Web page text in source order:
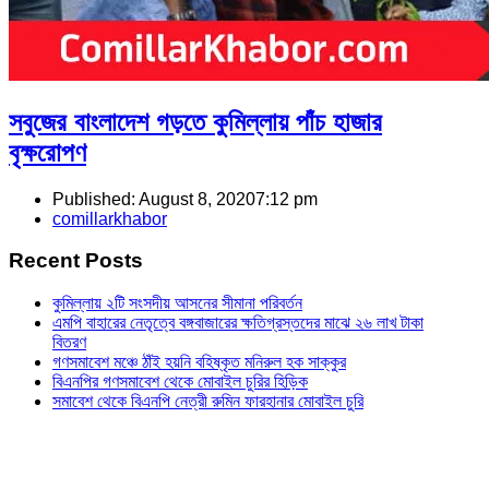
সবুজের বাংলাদেশ গড়তে কুমিল্লায় পাঁচ হাজার
বৃক্ষরোপণ
Published: August 8, 20207:12 pm
Author
comillarkhabor
Recent Posts
কুমিল্লায় ২টি সংসদীয় আসনের সীমানা পরিবর্তন
এমপি বাহারের নেতৃত্বে বঙ্গবাজারের ক্ষতিগ্রস্তদের মাঝে ২৬ লাখ টাকা
বিতরণ
গণসমাবেশ মঞ্চে ঠাঁই হয়নি বহিষ্কৃত মনিরুল হক সাক্কুর
বিএনপির গণসমাবেশ থেকে মোবাইল চুরির হিড়িক
সমাবেশ থেকে বিএনপি নেত্রী রুমিন ফারহানার মোবাইল চুরি